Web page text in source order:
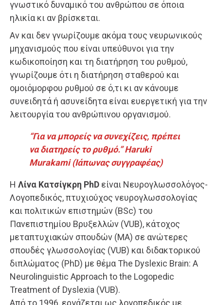
γνωστικό δυναμικό του ανθρώπου σε όποια
ηλικία κι αν βρίσκεται.
Αν και δεν γνωρίζουμε ακόμα τους νευρωνικούς
μηχανισμούς που είναι υπεύθυνοι για την
κωδικοποίηση και τη διατήρηση του ρυθμού,
γνωρίζουμε ότι η διατήρηση σταθερού και
ομοιόμορφου ρυθμού σε ό,τι κι αν κάνουμε
συνειδητά ή ασυνείδητα είναι ευεργετική για την
λειτουργία του ανθρώπινου οργανισμού.
“Για να μπορείς να συνεχίζεις, πρέπει
να διατηρείς το ρυθμό.” Haruki
Murakami (Ιάπωνας συγγραφέας)
Η Λίνα Κατσίγκρη PhD είναι Νευρογλωσσολόγος-
Λογοπεδικός, πτυχιούχος νευρογλωσσολογίας
και πολιτικών επιστημών (BSc) του
Πανεπιστημίου Βρυξελλών (VUB), κάτοχος
μεταπτυχιακών σπουδών (MA) σε ανώτερες
σπουδές γλωσσολογίας (VUB) και διδακτορικού
διπλώματος (PhD) με θέμα The Dyslexic Brain: A
Neurolinguistic Approach to the Logopedic
Treatment of Dyslexia (VUB).
Από το 1996, εργάζεται ως λογοπεδικός με